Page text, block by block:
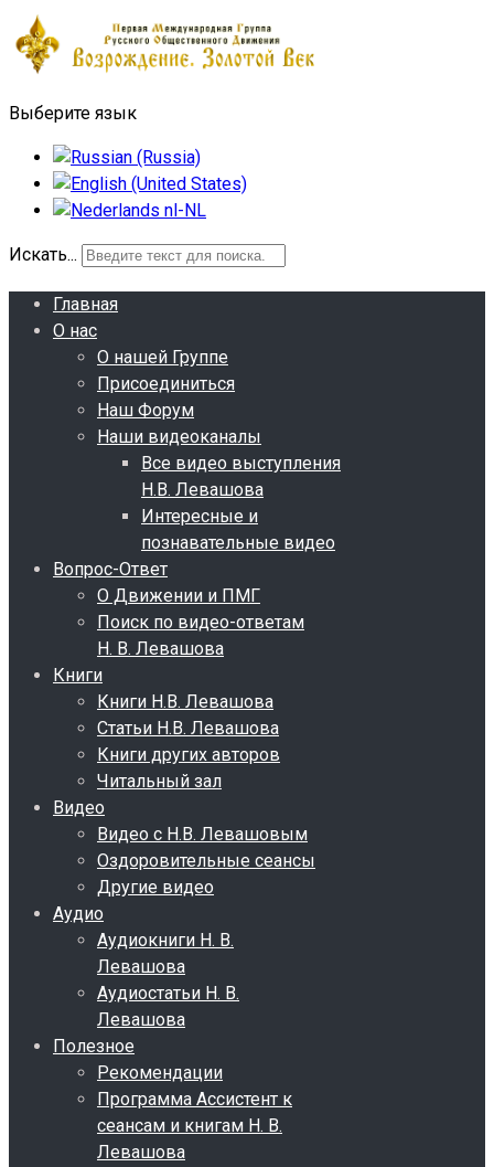
Выберите язык
Искать...
Главная
О нас
О нашей Группе
Присоединиться
Наш Форум
Наши видеоканалы
Все видео выступления
Н.В. Левашова
Интересные и
познавательные видео
Вопрос-Ответ
О Движении и ПМГ
Поиск по видео-ответам
Н. В. Левашова
Книги
Книги Н.В. Левашова
Статьи Н.В. Левашова
Книги других авторов
Читальный зал
Видео
Видео с Н.В. Левашовым
Оздоровительные сеансы
Другие видео
Аудио
Аудиокниги Н. В.
Левашова
Аудиостатьи Н. В.
Левашова
Полезное
Рекомендации
Программа Ассистент к
сеансам и книгам Н. В.
Левашова